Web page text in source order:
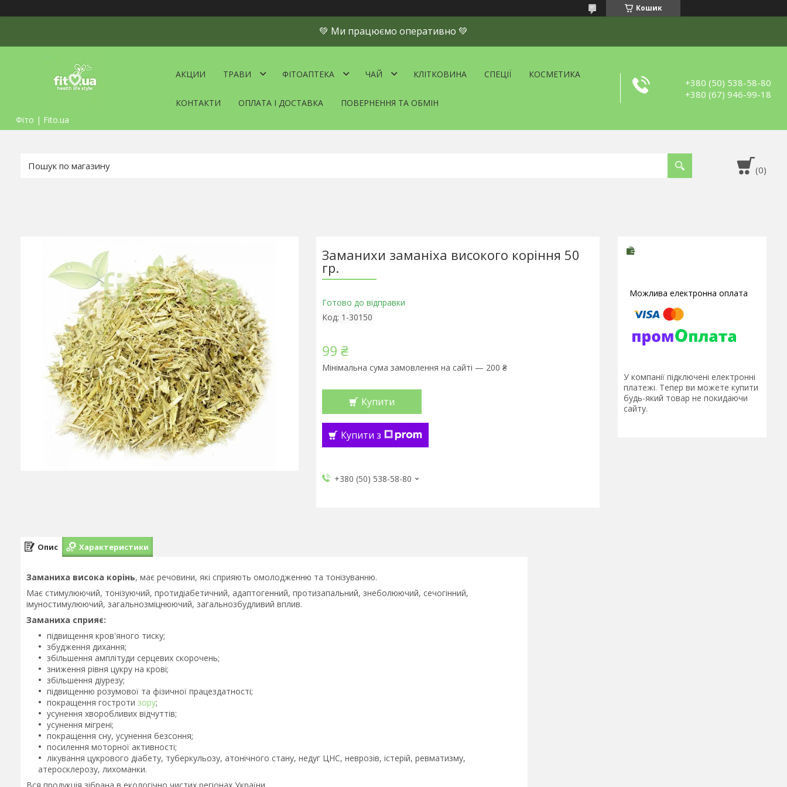
Кошик
💚 Ми працюємо оперативно 💚
Фіто | Fito.ua
АКЦИИ ТРАВИ ФІТОАПТЕКА ЧАЙ КЛІТКОВИНА СПЕЦІЇ КОСМЕТИКА
КОНТАКТИ ОПЛАТА І ДОСТАВКА ПОВЕРНЕННЯ ТА ОБМІН
+380 (50) 538-58-80
+380 (67) 946-99-18
Заманихи заманіха високого коріння 50
гр.
Готово до відправки
Код: 1-30150
99 ₴
Мінімальна сума замовлення на сайті — 200 ₴
Купити
Купити з
+380 (50) 538-58-80
У компанії підключені електронні
платежі. Тепер ви можете купити
будь-який товар не покидаючи
сайту.
Опис Характеристики
Заманиха висока корінь, має речовини, які сприяють омолодженню та тонізуванню.
Має стимулюючий, тонізуючий, протидіабетичний, адаптогенний, протизапальний, знеболюючий, сечогінний,
імуностимулюючий, загальнозміцнюючий, загальнозбудливий вплив.
Заманиха сприяє:
підвищення кров'яного тиску;
збудження дихання;
збільшення амплітуди серцевих скорочень;
зниження рівня цукру на крові;
збільшення діурезу;
підвищенню розумової та фізичної працездатності;
покращення гостроти зору;
усунення хворобливих відчуттів;
усунення мігрені;
покращення сну, усунення безсоння;
посилення моторної активності;
лікування цукрового діабету, туберкульозу, атонічного стану, недуг ЦНС, неврозів, істерій, ревматизму,
атеросклерозу, лихоманки.